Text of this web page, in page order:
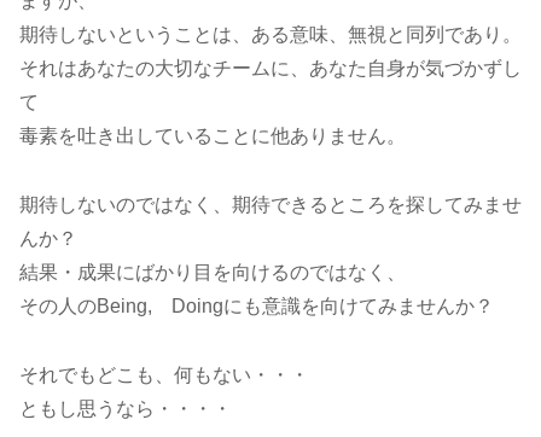
期待しないということは、ある意味、無視と同列であり。
それはあなたの大切なチームに、あなた自身が気づかずし
て
毒素を吐き出していることに他ありません。
期待しないのではなく、期待できるところを探してみませ
んか？
結果・成果にばかり目を向けるのではなく、
その人のBeing, Doingにも意識を向けてみませんか？
それでもどこも、何もない・・・
ともし思うなら・・・・